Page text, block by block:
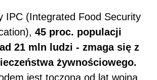
IPC (Integrated Food Security
45 proc. populacji
21 mln ludzi - zmaga się z
żywnościowego.
jest toczona od lat wojna